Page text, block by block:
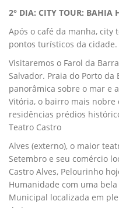
2° DIA: CITY TOUR: BAHIA
Após o café da manha, city
pontos turísticos da cidade.
Visitaremos o Farol da
Salvador. Praia do Porto
panorâmica sobre o mar e
Vitória, o bairro mais nobre
residências prédios
Teatro Castro
Alves (externo), o maior
Setembro e seu comércio
Castro Alves, Pelourinho
Humanidade com uma
Municipal localizada em